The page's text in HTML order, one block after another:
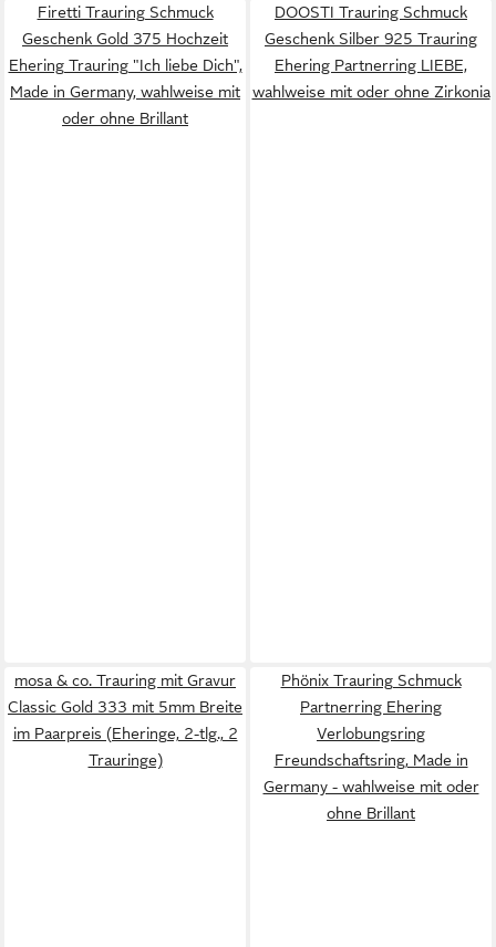
Firetti Trauring Schmuck
Geschenk Gold 375 Hochzeit
Ehering Trauring "Ich liebe Dich",
Made in Germany, wahlweise mit
oder ohne Brillant
DOOSTI Trauring Schmuck
Geschenk Silber 925 Trauring
Ehering Partnerring LIEBE,
wahlweise mit oder ohne Zirkonia
mosa & co. Trauring mit Gravur
Classic Gold 333 mit 5mm Breite
im Paarpreis (Eheringe, 2-tlg., 2
Trauringe)
Phönix Trauring Schmuck
Partnerring Ehering
Verlobungsring
Freundschaftsring, Made in
Germany - wahlweise mit oder
ohne Brillant